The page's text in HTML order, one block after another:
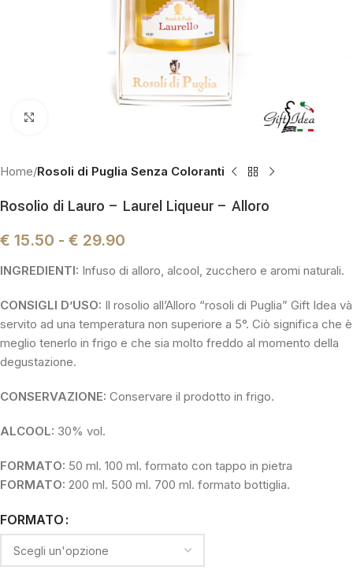
Home Rosoli di Puglia Senza Coloranti
Rosolio di Lauro – Laurel Liqueur – Alloro
€ 15.50 - € 29.90
INGREDIENTI: Infuso di alloro, alcool, zucchero e aromi naturali.
CONSIGLI D’USO: Il rosolio all’Alloro “rosoli di Puglia” Gift Idea và
servito ad una temperatura non superiore a 5°. Ciò significa che è
meglio tenerlo in frigo e che sia molto freddo al momento della
degustazione.
CONSERVAZIONE: Conservare il prodotto in frigo.
ALCOOL: 30% vol.
FORMATO: 50 ml. 100 ml. formato con tappo in pietra
FORMATO: 200 ml. 500 ml. 700 ml. formato bottiglia.
FORMATO